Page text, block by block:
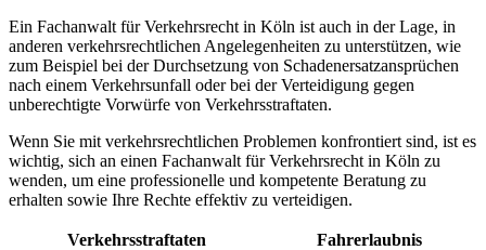
Ein Fachanwalt für Verkehrsrecht in Köln ist auch in der Lage, in
anderen verkehrsrechtlichen Angelegenheiten zu unterstützen, wie
zum Beispiel bei der Durchsetzung von Schadenersatzansprüchen
nach einem Verkehrsunfall oder bei der Verteidigung gegen
unberechtigte Vorwürfe von Verkehrsstraftaten.
Wenn Sie mit verkehrsrechtlichen Problemen konfrontiert sind, ist es
wichtig, sich an einen Fachanwalt für Verkehrsrecht in Köln zu
wenden, um eine professionelle und kompetente Beratung zu
erhalten sowie Ihre Rechte effektiv zu verteidigen.
Verkehrsstraftaten
Fahrerlaubnis